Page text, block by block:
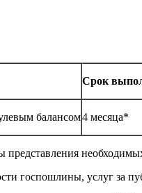
Срок
балансом4 месяца*
представления
госпошлины, услуг за